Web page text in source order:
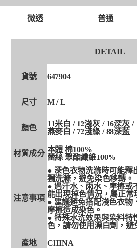
４．使用「AFTEE先享後付」時，將依據個別
時審查核予不同之上限額度；若仍有額度不足
請求用戶進行身份認證。
恩沛科技股份有限公司將有權停止該用戶之使
微透 普通
DETAIL
貨號 647904
尺寸 M / L
顏色
11米白 / 12淺灰 / 16深灰 /
燕麥白 / 72淺綠 / 88深藍
材質成分 本體 棉100%
蕾絲 聚酯纖維100%
注意事項
● 深色衣物洗滌時可能釋
獨洗滌，避免染色移轉。
● 遇汗水、雨水、摩擦或
能出現掉色情況，屬正常
● 建議避免搭配淺色衣物
摩擦造成染色。
● 特殊水洗效果與染料特
色，請勿使用漂白劑，避
產地 CHINA